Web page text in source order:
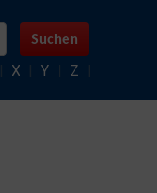
Suchen
X Y Z